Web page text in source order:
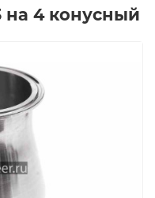
на 4 конусный